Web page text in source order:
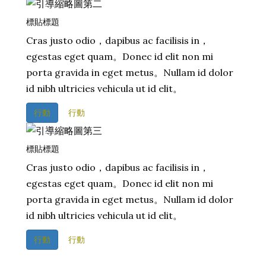
標貼標題
Cras justo odio，dapibus ac facilisis in，
egestas eget quam。Donec id elit non mi
porta gravida in eget metus。Nullam id dolor
id nibh ultricies vehicula ut id elit。
行動 行動
標貼標題
Cras justo odio，dapibus ac facilisis in，
egestas eget quam。Donec id elit non mi
porta gravida in eget metus。Nullam id dolor
id nibh ultricies vehicula ut id elit。
行動 行動